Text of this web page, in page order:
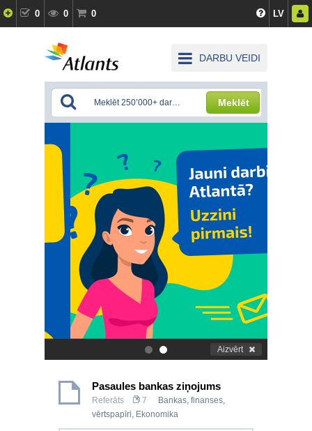
0 0 0 LV
DARBU VEIDI
Meklēt
. Aizvērt
Pasaules bankas ziņojums
Referāts 7
Bankas, finanses,
vērtspapīri, Ekonomika